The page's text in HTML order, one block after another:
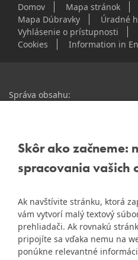
Skôr ako začneme:
spracovania vašich
Ak navštívite stránku, ktorá
vám vytvorí malý textový
prehliadači. Ak rovnakú
pripojíte sa vďaka nemu na
ponúkne relevantné
Domov Mapa stránok
Mapa Dúbravky
Úradné
Vyhlásenie o prístupnosti
Cookies
Information in
Správa obsahu:
Staršie informácie a dokumenty
starej stránke Dúbravky
Naša mestská časť získala 3.
miesto v súťažiZlatyErb.sk
o
najlepšiu internetovú stránku